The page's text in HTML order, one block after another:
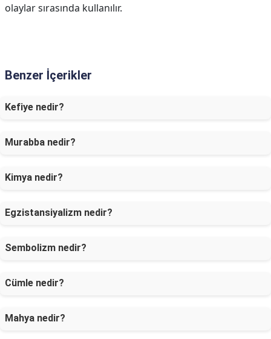
olaylar sırasında kullanılır.
Benzer İçerikler
Kefiye nedir?
Murabba nedir?
Kimya nedir?
Egzistansiyalizm nedir?
Sembolizm nedir?
Cümle nedir?
Mahya nedir?